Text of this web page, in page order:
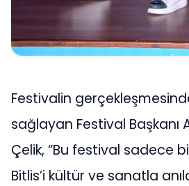
Festivalin
sağlayan Festival Başkanı
Çelik, “Bu festival sadece
Bitlis’i kültür ve sanatla